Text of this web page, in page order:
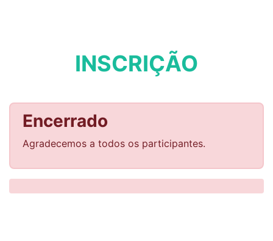
INSCRIÇÃO
Encerrado
Agradecemos a todos os participantes.